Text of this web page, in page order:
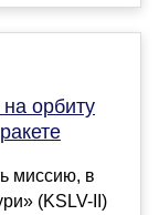
орбиту
миссию, в
(KSLV-II)